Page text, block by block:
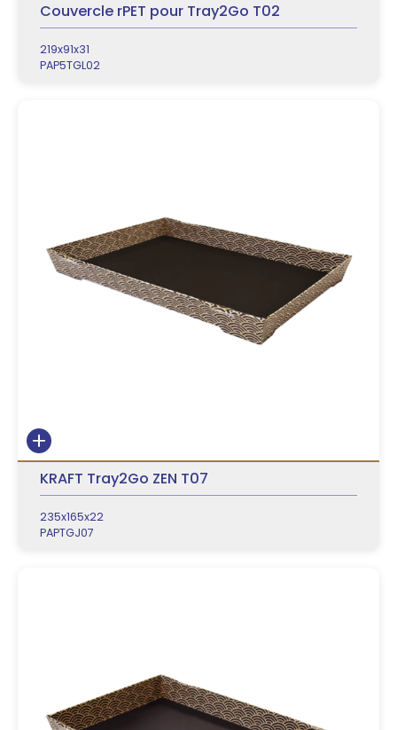
Couvercle rPET pour Tray2Go T02
219x91x31
PAP5TGL02
KRAFT Tray2Go ZEN T07
235x165x22
PAPTGJ07